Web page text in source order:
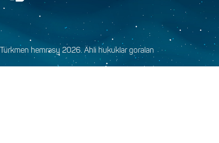
Türkmen hemrasy 2026. Ähli hukuklar goralan